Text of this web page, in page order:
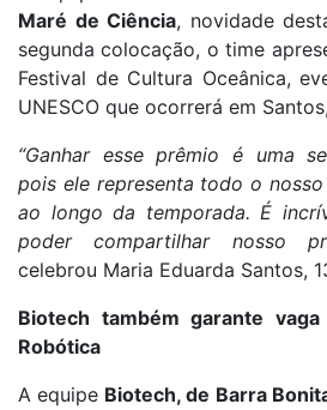
Maré de Ciência, novidade
segunda colocação, o time
Festival de Cultura Oceânica,
UNESCO que ocorrerá em
“Ganhar esse prêmio é uma
pois ele representa todo o
ao longo da temporada. É
poder compartilhar nosso
celebrou Maria Eduarda Santos,
Biotech também garante
Robótica
A equipe Biotech, de Barra